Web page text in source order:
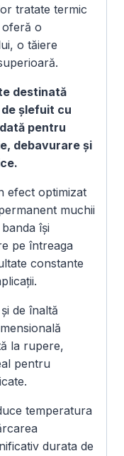
tratate termic
oferă o
o tăiere
destinată
șlefuit cu
pentru
debavurare și
efect optimizat
muchii
își
pe întreaga
constante
de înaltă
la rupere,
pentru
temperatura
durata de